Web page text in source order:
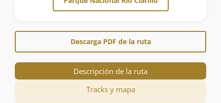
Descarga PDF de la ruta
Descripción de la ruta
Tracks y mapa